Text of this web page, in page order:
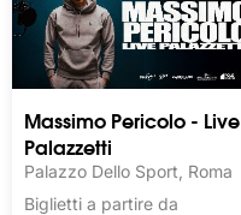
Massimo Pericolo - Live
Palazzetti
Palazzo Dello Sport, Roma
Biglietti a partire da